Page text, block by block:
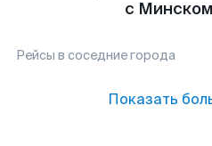
с
Рейсы в соседние города
Показать